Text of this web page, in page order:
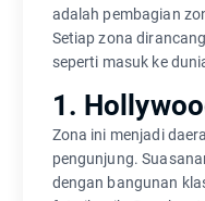
adalah pembagian
Setiap zona
seperti masuk ke
1.
Zona ini menjadi
pengunjung.
dengan bangunan